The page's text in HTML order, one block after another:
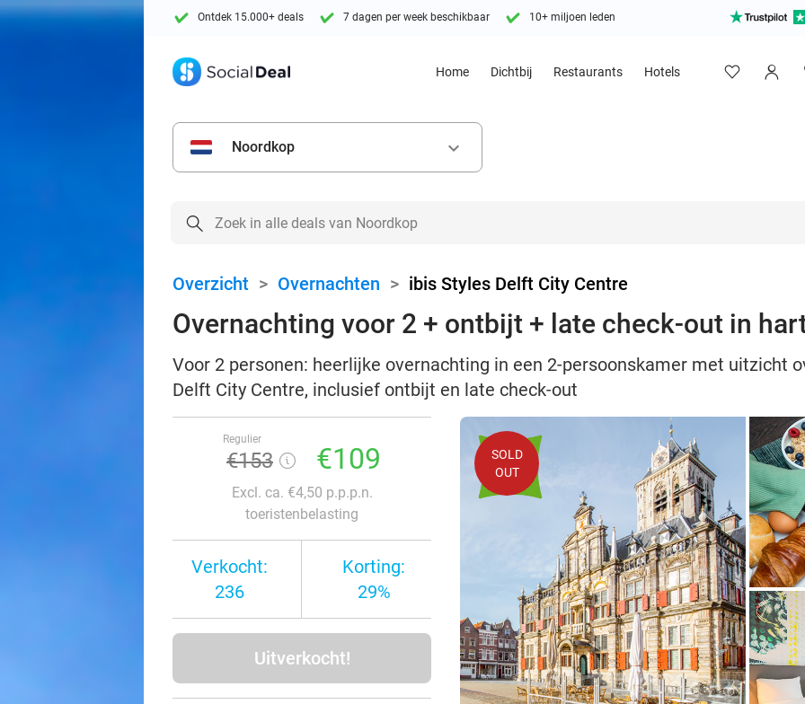
Ontdek 15.000+ deals 7 dagen per week beschikbaar 10+ miljoen leden
Home Dichtbij Restaurants Hotels
Noordkop keyboard_arrow_down
Overzicht > Overnachten > ibis Styles Delft City Centre
Overnachting voor 2 + ontbijt + late check-out in
Voor 2 personen: heerlijke overnachting in een 2-persoonskamer met uitzicht
Delft City Centre, inclusief ontbijt en late check-out
Regulier
€153 €109
Excl. ca. €4,50 p.p.p.n.
toeristenbelasting
Verkocht:
236
Korting:
29%
Uitverkocht!
SOLD
OUT